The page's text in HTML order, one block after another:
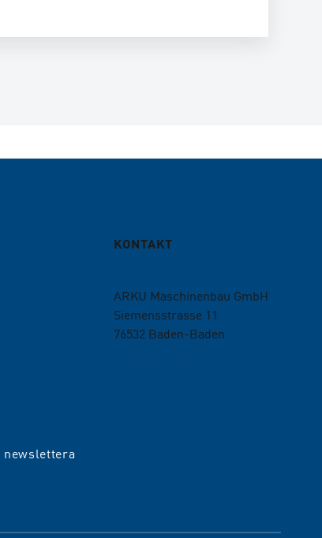
newslettera
KONTAKT
ARKU Maschinenbau GmbH
Siemensstrasse 11
76532 Baden-Baden